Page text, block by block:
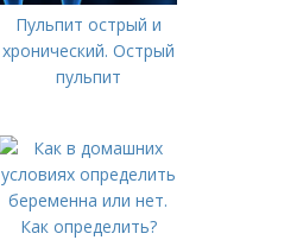
Пульпит острый и
хронический. Острый
пульпит